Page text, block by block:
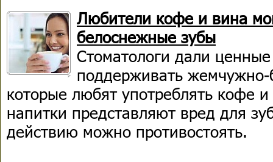
Любители кофе и вина
белоснежные зубы
Стоматологи дали
поддерживать
которые любят употреблять кофе
напитки представляют вред для
действию можно противостоять.